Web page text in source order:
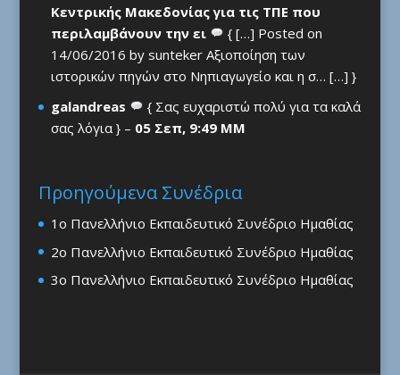
Κεντρικής Μακεδονίας για τις ΤΠΕ που
περιλαμβάνουν την ει
{ […] Posted on
14/06/2016 by sunteker Αξιοποίηση των
ιστορικών πηγών στο Νηπιαγωγείο και η σ… […] }
galandreas
{ Σας ευχαριστώ πολύ για τα καλά
σας λόγια } – 05 Σεπ, 9:49 ΜΜ
Προηγούμενα Συνέδρια
1ο Πανελλήνιο Εκπαιδευτικό Συνέδριο Ημαθίας
2ο Πανελλήνιο Εκπαιδευτικό Συνέδριο Ημαθίας
3ο Πανελλήνιο Εκπαιδευτικό Συνέδριο Ημαθίας